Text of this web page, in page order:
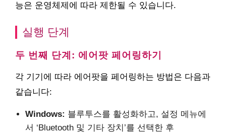
능은 운영체제에 따라 제한될 수 있습니다.
실행 단계
두 번째 단계: 에어팟 페어링하기
각 기기에 따라 에어팟을 페어링하는 방법은 다음과
같습니다:
Windows: 블루투스를 활성화하고, 설정 메뉴에
서 ‘Bluetooth 및 기타 장치’를 선택한 후